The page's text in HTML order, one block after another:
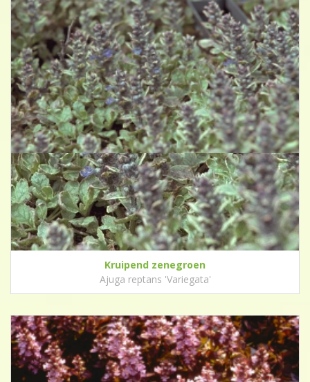
Kruipend zenegroen
Ajuga reptans 'Variegata'